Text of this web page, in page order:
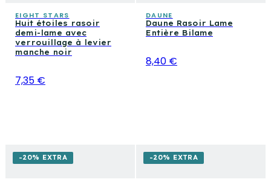
EIGHT STARS
Huit étoiles rasoir
demi-lame avec
verrouillage à levier
manche noir
7,35 €
DAUNE
Daune Rasoir Lame
Entière Bilame
8,40 €
-20% EXTRA -20% EXTRA